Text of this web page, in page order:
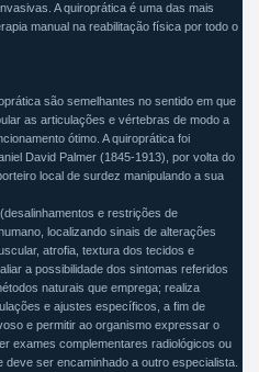
A quiroprática é uma das mais
manual na reabilitação física por todo o
são semelhantes no sentido em que
as articulações e vértebras de modo a
ótimo. A quiroprática foi
David Palmer (1845-1913), por volta do
local de surdez manipulando a sua
e restrições de
localizando sinais de alterações
atrofia, textura dos tecidos e
a possibilidade dos sintomas referidos
naturais que emprega; realiza
e ajustes específicos, a fim de
e permitir ao organismo expressar o
exames complementares radiológicos ou
ser encaminhado a outro especialista.